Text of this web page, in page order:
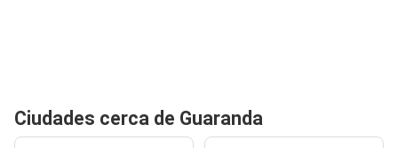
Ciudades cerca de Guaranda